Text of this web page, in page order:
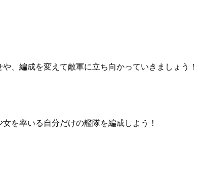
、編成を変えて敵軍に立ち向かっていきましょう！
を率いる自分だけの艦隊を編成しよう！